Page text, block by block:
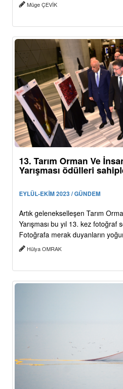
Müge ÇEVİK
13. Tarım Orman Ve
Yarışması ödülleri
EYLÜL-EKİM 2023 / GÜNDEM
Artık gelenekselleşen Tarım
Yarışması bu yıl 13. kez fotoğraf
Fotoğrafa merak duyanların
Hülya OMRAK